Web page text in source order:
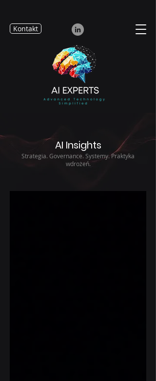
Kontakt
AI Insights
Strategia. Governance. Systemy. Praktyka
wdrożeń.